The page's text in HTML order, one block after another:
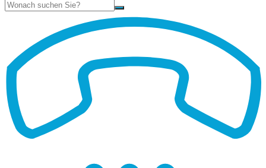
Suche